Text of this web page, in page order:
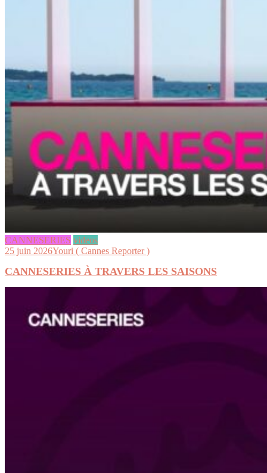
CANNESERIES videos
25 juin 2026Youri ( Cannes Reporter )
CANNESERIES À TRAVERS LES SAISONS